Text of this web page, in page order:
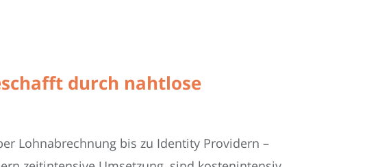
durch nahtlose
Lohnabrechnung bis zu Identity Providern –